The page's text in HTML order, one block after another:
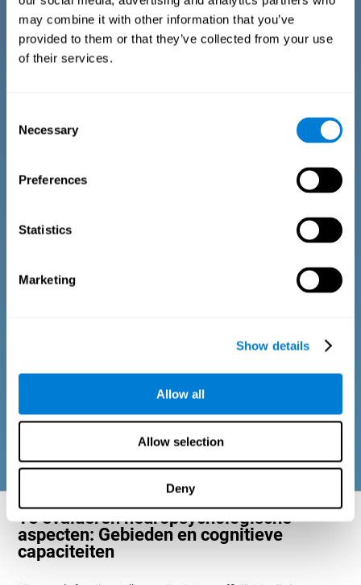
may combine it with other information that you’ve
provided to them or that they’ve collected from your use
of their services.
Selection
Necessary
Preferences
Statistics
Marketing
Show details
Allow all
Allow selection
Deny
De vragenlijst bestaat uit een reeks eenvoudig te beantwoorden
vragen die kunnen worden ingevuld door de instructeur of de
geheugenprocessen) en sociaal welzijn (het onderhouden van
gezonde, lonende relaties met de mensen om ons heen). De
vragen die elk gebied vertegenwoordigen zijn aangepast aan de
Diagnostische criteria voor volwassenen en
De vragenlijst bestaat uit een reeks eenvoudig te beantwoorden
fysiek welzijn (in een passende fysieke conditie), psychologisch
vragen die elk gebied vertegenwoordigen zijn aangepast aan de
leeftijdsgroep.
Te evalueren neuropsychologische
aspecten: Gebieden en cognitieve
capaciteiten